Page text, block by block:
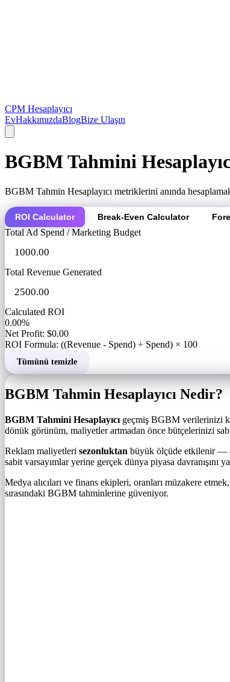
CPM Hesaplayıcı
EvHakkımızdaBlogBize Ulaşın
BGBM Tahmini
BGBM Tahmin Hesaplayıcı metriklerini anında
ROI Calculator Break-Even Calculator
Total Ad Spend / Marketing Budget
Total Revenue Generated
Calculated ROI
0.00%
Net Profit: $0.00
ROI Formula: ((Revenue - Spend) ÷ Spend) × 100
Tümünü temizle
BGBM Tahmin Hesaplayıcı Nedir?
BGBM Tahmini Hesaplayıcı geçmiş BGBM verilerinizi
dönük görünüm, maliyetler artmadan önce bütçelerinizi
Reklam maliyetleri sezonluktan büyük ölçüde etkilenir —
sabit varsayımlar yerine gerçek dünya piyasa davranışını
Medya alıcıları ve finans ekipleri, oranları müzakere
sırasındaki BGBM tahminlerine güveniyor.